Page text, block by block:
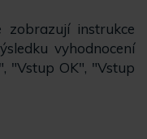
zobrazují instrukce
vyhodnocení
"Vstup OK", "Vstup